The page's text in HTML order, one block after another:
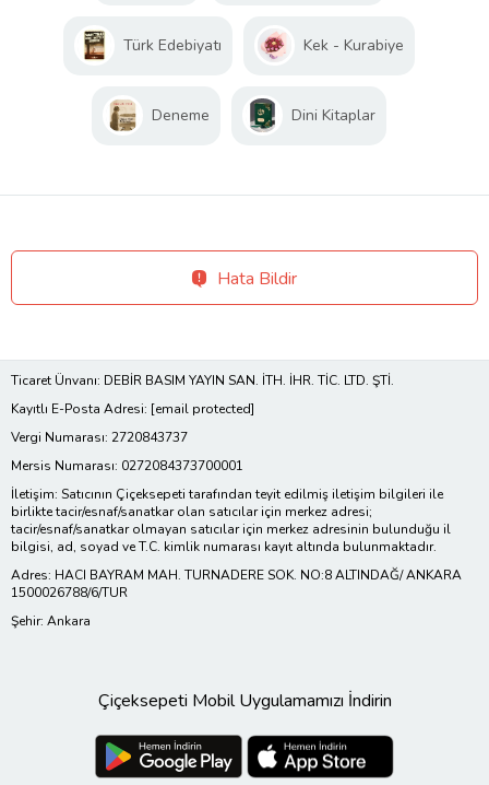
Türk Edebiyatı Kek - Kurabiye
Deneme Dini Kitaplar
Hata Bildir
Ticaret Ünvanı: DEBİR BASIM YAYIN SAN. İTH. İHR. TİC. LTD. ŞTİ.
Kayıtlı E-Posta Adresi: [email protected]
Vergi Numarası: 2720843737
Mersis Numarası: 0272084373700001
İletişim: Satıcının Çiçeksepeti tarafından teyit edilmiş iletişim bilgileri ile
birlikte tacir/esnaf/sanatkar olan satıcılar için merkez adresi;
tacir/esnaf/sanatkar olmayan satıcılar için merkez adresinin bulunduğu il
bilgisi, ad, soyad ve T.C. kimlik numarası kayıt altında bulunmaktadır.
Adres: HACI BAYRAM MAH. TURNADERE SOK. NO:8 ALTINDAĞ/ ANKARA
1500026788/6/TUR
Şehir: Ankara
Çiçeksepeti Mobil Uygulamamızı İndirin